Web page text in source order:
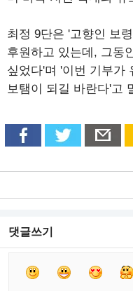
최정 9단은 '고향인 보
후원하고 있는데, 그동
싶었다'며 '이번 기부가
보탬이 되길 바란다'고
댓글쓰기